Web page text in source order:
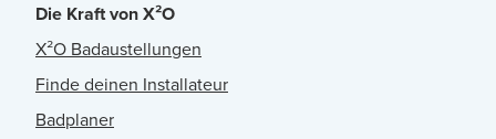
Die Kraft von X²O
X²O Badaustellungen
Finde deinen Installateur
Badplaner